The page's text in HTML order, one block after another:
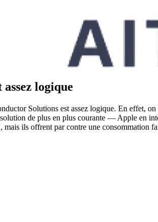
logique
Solutions est assez logique. En effet,
de plus en plus courante — Apple en
mais ils offrent par contre une consommation